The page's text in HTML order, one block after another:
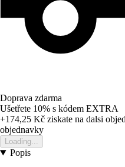
Doprava zdarma
Ušetřete 10% s kódem EXTRA
+174,25 Kč ziskate na dalsi
objednavky
Loading...
Popis